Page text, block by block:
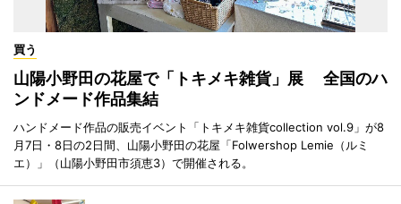
買う
山陽小野田の花屋で「トキメキ雑貨」展 全国のハ
ンドメード作品集結
ハンドメード作品の販売イベント「トキメキ雑貨collection vol.9」が8
月7日・8日の2日間、山陽小野田の花屋「Folwershop Lemie（ルミ
エ）」（山陽小野田市須恵3）で開催される。